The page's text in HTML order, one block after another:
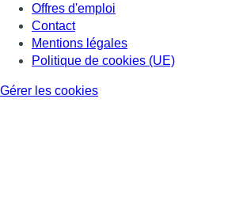
Offres d'emploi
Contact
Mentions légales
Politique de cookies (UE)
Gérer les cookies